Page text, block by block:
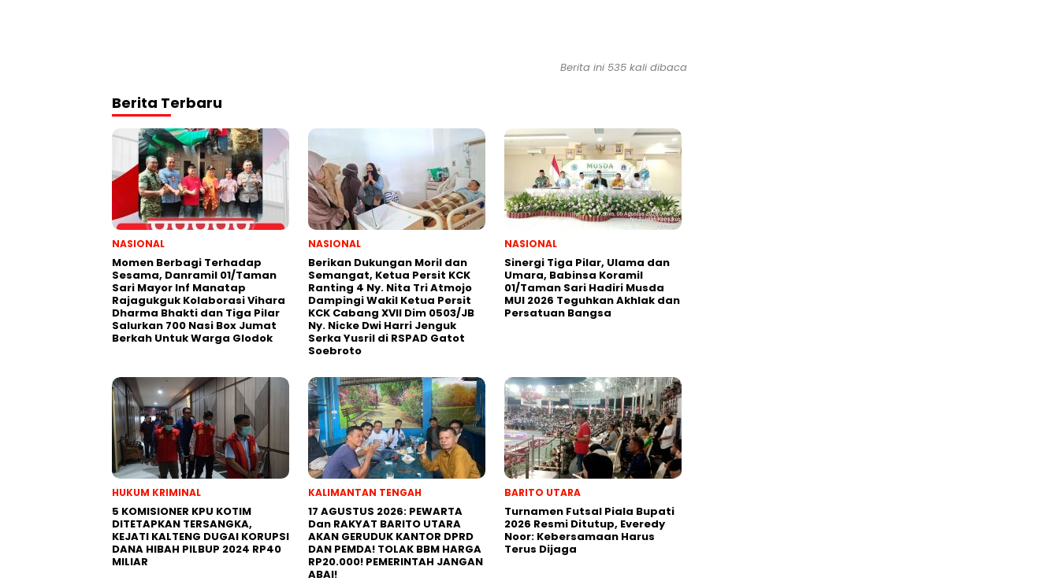
Berita ini 535 kali dibaca
Berita Terbaru
NASIONAL
Momen Berbagi Terhadap
Sesama, Danramil 01/Taman
Sari Mayor Inf Manatap
Rajagukguk Kolaborasi Vihara
Dharma Bhakti dan Tiga Pilar
Salurkan 700 Nasi Box Jumat
Berkah Untuk Warga Glodok
NASIONAL
Berikan Dukungan Moril dan
Semangat, Ketua Persit KCK
Ranting 4 Ny. Nita Tri Atmojo
Dampingi Wakil Ketua Persit
KCK Cabang XVII Dim 0503/JB
Ny. Nicke Dwi Harri Jenguk
Serka Yusril di RSPAD Gatot
Soebroto
NASIONAL
Sinergi Tiga Pilar, Ulama dan
Umara, Babinsa Koramil
01/Taman Sari Hadiri Musda
MUI 2026 Teguhkan Akhlak dan
Persatuan Bangsa
HUKUM KRIMINAL
5 KOMISIONER KPU KOTIM
DITETAPKAN TERSANGKA,
KEJATI KALTENG DUGAI KORUPSI
DANA HIBAH PILBUP 2024 RP40
MILIAR
KALIMANTAN TENGAH
17 AGUSTUS 2026: PEWARTA
Dan RAKYAT BARITO UTARA
AKAN GERUDUK KANTOR DPRD
DAN PEMDA! TOLAK BBM HARGA
RP20.000! PEMERINTAH JANGAN
ABAI!
BARITO UTARA
Turnamen Futsal Piala Bupati
2026 Resmi Ditutup, Everedy
Noor: Kebersamaan Harus
Terus Dijaga